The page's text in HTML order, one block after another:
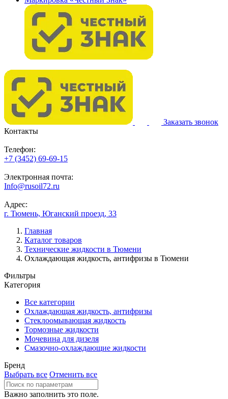
Заказать звонок
Контакты
Телефон:
+7 (3452) 69-69-15
Электронная почта:
Info@rusoil72.ru
Адрес:
г. Тюмень, Юганский проезд, 33
Главная
Каталог товаров
Технические жидкости в Тюмени
Охлаждающая жидкость, антифризы в Тюмени
Фильтры
Категория
Все категории
Охлаждающая жидкость, антифризы
Стеклоомывающая жидкость
Тормозные жидкости
Мочевина для дизеля
Смазочно-охлаждающие жидкости
Бренд
Выбрать все Отменить все
Важно заполнить это поле.